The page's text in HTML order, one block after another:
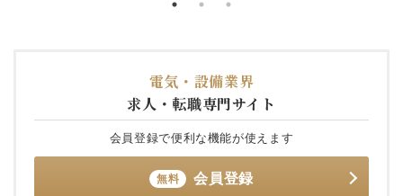
電気・設備業界
求人・転職専門サイト
会員登録で便利な機能が使えます
無料 会員登録